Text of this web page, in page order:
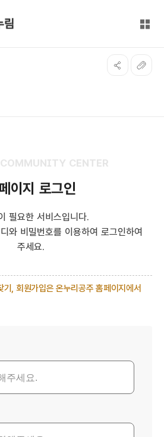
전체
CENTER
이지 로그인
필요한 서비스입니다.
와 비밀번호를 이용하여 로그인하여
주세요.
, 회원가입은 온누리공주 홈페이지에서